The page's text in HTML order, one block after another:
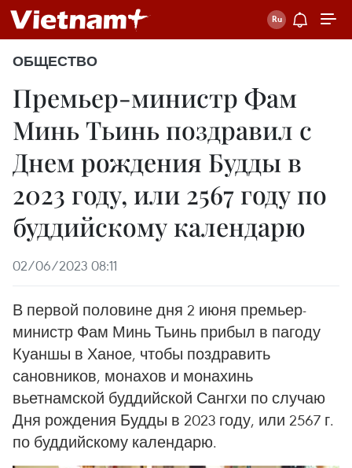
ОБЩЕСТВО
Премьер-министр Фам
Минь Тьинь поздравил с
Днем рождения Будды в
2023 году, или 2567 году по
буддийскому календарю
02/06/2023 08:11
В первой половине дня 2 июня премьер-
министр Фам Минь Тьинь прибыл в пагоду
Куаншы в Ханое, чтобы поздравить
сановников, монахов и монахинь
вьетнамской буддийской Сангхи по случаю
Дня рождения Будды в 2023 году, или 2567 г.
по буддийскому календарю.